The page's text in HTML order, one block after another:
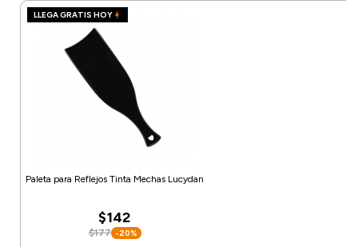
LLEGA GRATIS HOY
Paleta para Reflejos Tinta Mechas Lucydan
$142
$177 -20%